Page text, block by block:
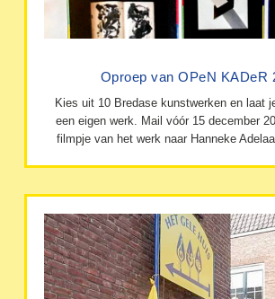
Oproep van OPeN KADeR
Kies uit 10 Bredase kunstwerken en laat
een eigen werk. Mail vóór 15 december
filmpje van het werk naar Hanneke